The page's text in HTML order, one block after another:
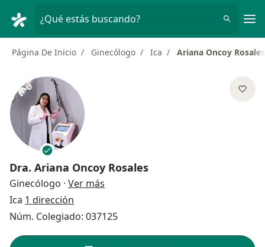
¿Qué estás buscando?
Página De Inicio Ginecólogo Ica Ariana Oncoy Rosales
Dra. Ariana Oncoy Rosales
Ginecólogo · Ver más
Ica 1 dirección
Núm. Colegiado: 037125